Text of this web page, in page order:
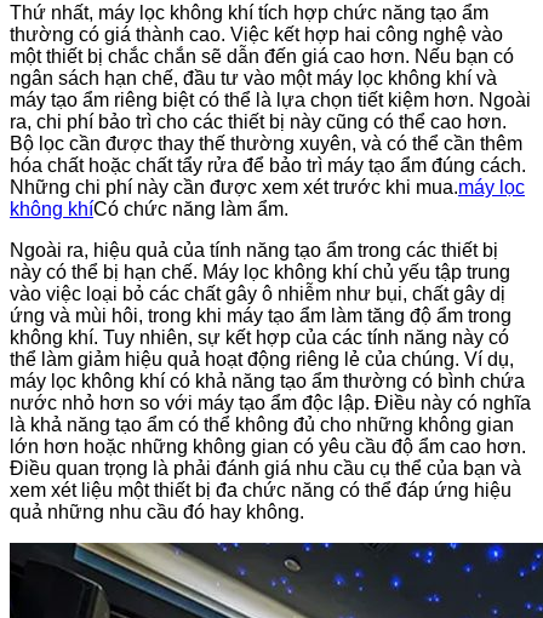
Thứ nhất, máy lọc không khí tích hợp chức năng tạo ẩm
thường có giá thành cao. Việc kết hợp hai công nghệ vào
một thiết bị chắc chắn sẽ dẫn đến giá cao hơn. Nếu bạn có
ngân sách hạn chế, đầu tư vào một máy lọc không khí và
máy tạo ẩm riêng biệt có thể là lựa chọn tiết kiệm hơn. Ngoài
ra, chi phí bảo trì cho các thiết bị này cũng có thể cao hơn.
Bộ lọc cần được thay thế thường xuyên, và có thể cần thêm
hóa chất hoặc chất tẩy rửa để bảo trì máy tạo ẩm đúng cách.
Những chi phí này cần được xem xét trước khi mua.máy lọc
không khíCó chức năng làm ẩm.
Ngoài ra, hiệu quả của tính năng tạo ẩm trong các thiết bị
này có thể bị hạn chế. Máy lọc không khí chủ yếu tập trung
vào việc loại bỏ các chất gây ô nhiễm như bụi, chất gây dị
ứng và mùi hôi, trong khi máy tạo ẩm làm tăng độ ẩm trong
không khí. Tuy nhiên, sự kết hợp của các tính năng này có
thể làm giảm hiệu quả hoạt động riêng lẻ của chúng. Ví dụ,
máy lọc không khí có khả năng tạo ẩm thường có bình chứa
nước nhỏ hơn so với máy tạo ẩm độc lập. Điều này có nghĩa
là khả năng tạo ẩm có thể không đủ cho những không gian
lớn hơn hoặc những không gian có yêu cầu độ ẩm cao hơn.
Điều quan trọng là phải đánh giá nhu cầu cụ thể của bạn và
xem xét liệu một thiết bị đa chức năng có thể đáp ứng hiệu
quả những nhu cầu đó hay không.